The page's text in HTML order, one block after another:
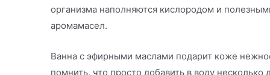
организма наполняются кислородом и
аромамасел.
Ванна с эфирными маслами подарит коже
помнить, что просто добавить в воду